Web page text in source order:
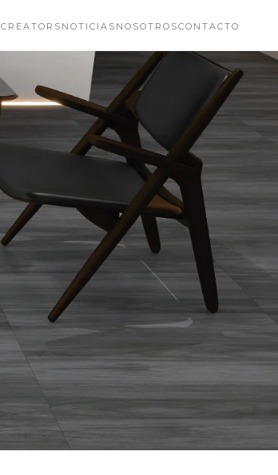
CREATORS NOTICIAS NOSOTROSCONTACTO